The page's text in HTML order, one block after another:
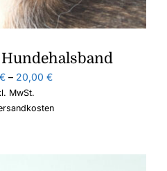
€– 20,00 €
MwSt.